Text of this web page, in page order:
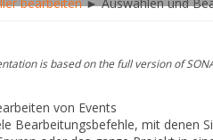
is based on the full version of
von Events
Bearbeitungsbefehle, mit denen